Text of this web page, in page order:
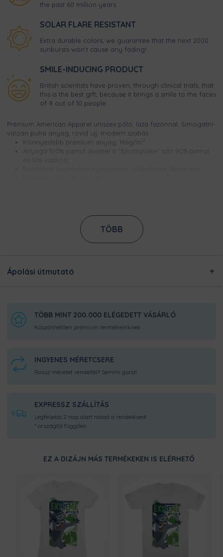
the past 60 million years
SOLAR FLARE RESISTANT
Extra durable colors, we guarantee that the next 2000
sunbursts won't cause any fading!
SMILE-INDUCING PRODUCT
British scientists have proven, through clinical trials, that
this is the best gift, because it brings a smile to the faces
of 9 out of 10 people.
Prémium American Apparel uniszex póló, laza fazonnal. Simogatni-
valóan puha anyag, rövid ujj, modern szabás.
Könnyedebb prémium anyag, 146g/m 2
Anyaga 100% pamut (kivétel a "Sportszürke" szín 90% pamut
Ezt a terméket a kínálatunkban megtalálható designokból
egyedileg készítjük számodra, a legnagyobb odafigyeléssel!
Nincsen előre legyártott raktárkészletünk, így Pamutmanóink
hozzád!
TÖBB
Ápolási útmutató
TÖBB MINT 200.000 ELÉGEDETT VÁSÁRLÓ
Köszönhetően prémium termékeinknek
INGYENES MÉRETCSERE
Rossz méretet rendeltél? Semmi gond!
EXPRESSZ SZÁLLÍTÁS
Legfeljebb 2 nap alatt nálad a rendelésed!
* országtól függően
EZ A DIZÁJN MÁS TERMÉKEKEN IS ELÉRHETŐ